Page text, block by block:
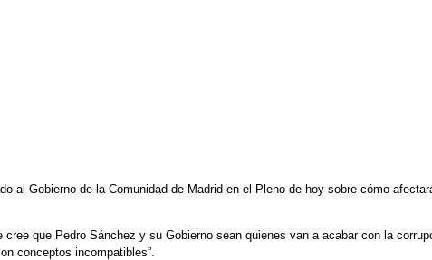
al Gobierno de la Comunidad de Madrid en el Pleno de hoy sobre cómo
que Pedro Sánchez y su Gobierno sean quienes van a acabar con la
conceptos incompatibles”.